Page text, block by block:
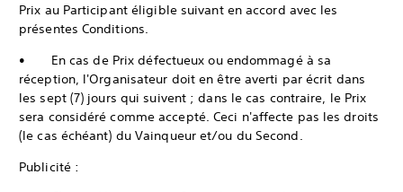
Prix au Participant éligible suivant en accord avec les
présentes Conditions.
• En cas de Prix défectueux ou endommagé à sa
réception, l'Organisateur doit en être averti par écrit dans
les sept (7) jours qui suivent ; dans le cas contraire, le Prix
sera considéré comme accepté. Ceci n'affecte pas les droits
(le cas échéant) du Vainqueur et/ou du Second.
Publicité :